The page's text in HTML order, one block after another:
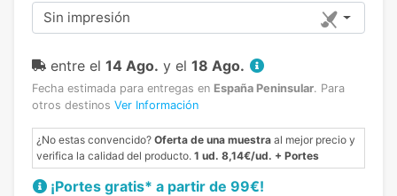
Sin impresión
entre el 14 Ago. y el 18 Ago.
Fecha estimada para entregas en España Peninsular. Para
otros destinos Ver Información
¿No estas convencido? Oferta de una muestra al mejor precio y
verifica la calidad del producto. 1 ud. 8,14€/ud. + Portes
¡Portes gratis* a partir de 99€!